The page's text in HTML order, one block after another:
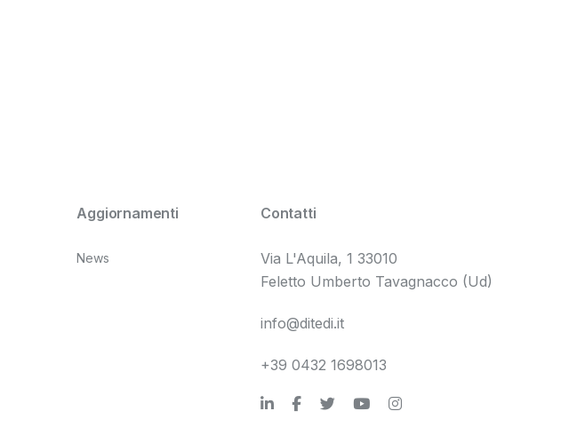
Aggiornamenti
News
Contatti
Via L'Aquila, 1 33010
Feletto Umberto Tavagnacco (Ud)
info@ditedi.it
+39 0432 1698013